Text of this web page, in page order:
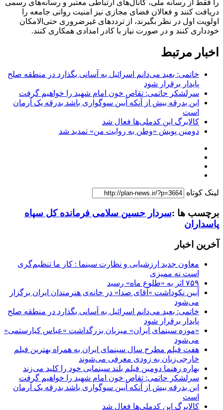
را فقط از رسانه ملی، کانال‌های ارتباطی معتبر و رسانه‌های رسمی
دریافت کنند و فعالان فضای مجازی نیز امنیت روانی جامعه را
اولویت اول در نظر بگیرند، از ترددهای غیرضروری حتی‌الامکان
خودداری کنند و در صورت نیاز با کادر امدادی همکاری کنند.
اخبار مرتبط
خاتمی: بعید می‌دانم اسرائیل به آسانی بگذارد در منطقه صلح
پایدار برقرار شود
سرلشکر حاتمی: تقاص خون امام شهید را خواهیم گرفت
این بدرقه بیش از آنکه آیین سوگواری باشد بدرقه یک آرمان
است
کالابرگ این کدملی‌ها فعال شد
دومین پویش «وطن به روایت من» تمدید شد
لینک کوتاه
برچسب ها :سردار حسین سلامی فرمانده کل سپاه
پاسداران
آخرین اخبار
معاون جدید ارزشیابی و نظارت سینما : کار ما تنظیم‌گری
است نه ممیزی
۷۵۹ اثر به «طلوع ماه» رسید
آیین نکوداشت «آقای صدا» در خانه‌ی هنرمندان ایران برگزار
می‌شود
خاتمی: بعید می‌دانم اسرائیل به آسانی بگذارد در منطقه صلح
پایدار برقرار شود
«موزه سینمای ایران» میزبان بزرگداشت «عباس کیارستمی»
می‌شود
هفت فیلم مطرح سال سینمای ایران به همراه بهترین فیلم
خارجی‌زبان به زودی معرفی می‌شوند
بهاره رهنما دومین فیلم بلند سینمایی خود را کلید می‌زند
سرلشکر حاتمی: تقاص خون امام شهید را خواهیم گرفت
این بدرقه بیش از آنکه آیین سوگواری باشد بدرقه یک آرمان
است
کالابرگ این کدملی‌ها فعال شد